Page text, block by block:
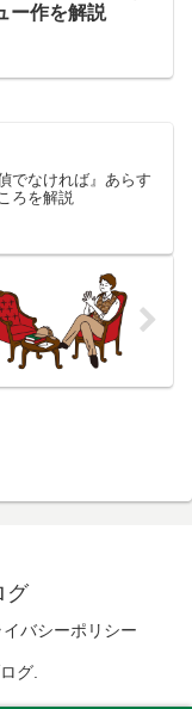
ー作を解説
でなければ』あらす
ろを解説
グ
イバシーポリシー
グ.